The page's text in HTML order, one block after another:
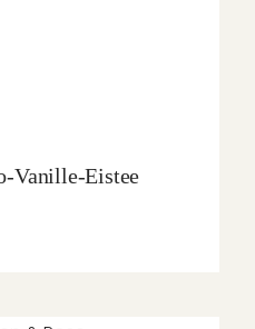
Vanille-Eistee